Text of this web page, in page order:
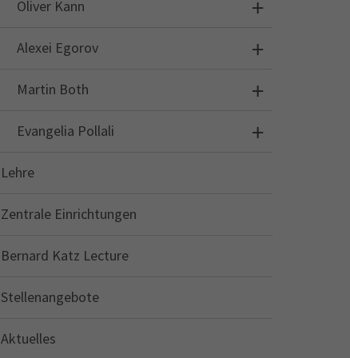
Oliver Kann
Alexei Egorov
Martin Both
Evangelia Pollali
Lehre
Zentrale Einrichtungen
Bernard Katz Lecture
Stellenangebote
Aktuelles